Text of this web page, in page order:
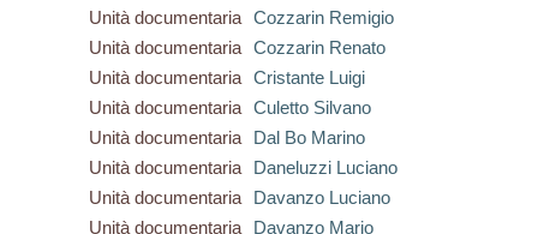
Unità documentaria
Cozzarin Remigio
Unità documentaria
Cozzarin Renato
Unità documentaria
Cristante Luigi
Unità documentaria
Culetto Silvano
Unità documentaria
Dal Bo Marino
Unità documentaria
Daneluzzi Luciano
Unità documentaria
Davanzo Luciano
Unità documentaria
Davanzo Mario